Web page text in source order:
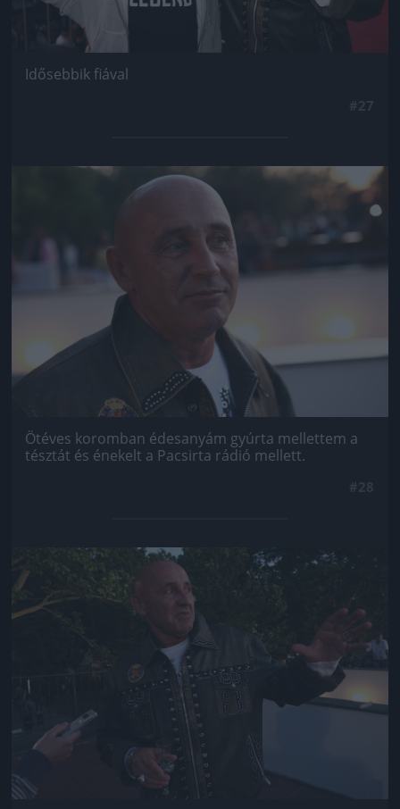
Idősebbik fiával
Jön még kép!
Ötéves koromban édesanyám gyúrta mellettem a
tésztát és énekelt a Pacsirta rádió mellett.
Jön még kép!